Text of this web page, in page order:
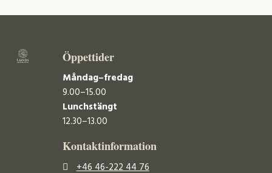
Öppettider
Måndag–fredag
9.00–15.00
Lunchstängt
12.30–13.00
Kontaktinformation
+46 46-222 44 76